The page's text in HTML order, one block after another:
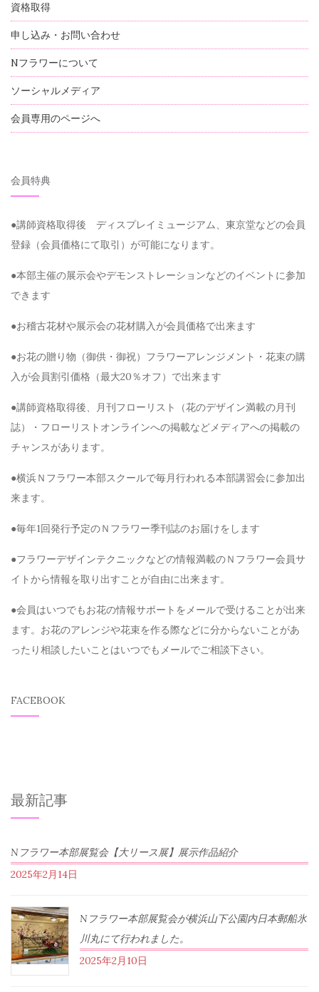
資格取得
申し込み・お問い合わせ
Nフラワーについて
ソーシャルメディア
会員専用のページへ
会員特典
●講師資格取得後 ディスプレイミュージアム、東京堂などの会員
登録（会員価格にて取引）が可能になります。
●本部主催の展示会やデモンストレーションなどのイベントに参加
できます
●お稽古花材や展示会の花材購入が会員価格で出来ます
●お花の贈り物（御供・御祝）フラワーアレンジメント・花束の購
入が会員割引価格（最大20％オフ）で出来ます
●講師資格取得後、月刊フローリスト（花のデザイン満載の月刊
誌）・フローリストオンラインへの掲載などメディアへの掲載の
チャンスがあります。
●横浜Ｎフラワー本部スクールで毎月行われる本部講習会に参加出
来ます。
●毎年1回発行予定のＮフラワー季刊誌のお届けをします
●フラワーデザインテクニックなどの情報満載のＮフラワー会員サ
イトから情報を取り出すことが自由に出来ます。
●会員はいつでもお花の情報サポートをメールで受けることが出来
ます。お花のアレンジや花束を作る際などに分からないことがあ
ったり相談したいことはいつでもメールでご相談下さい。
FACEBOOK
最新記事
Nフラワー本部展覧会【大リース展】展示作品紹介
2025年2月14日
Nフラワー本部展覧会が横浜山下公園内日本郵船氷
川丸にて行われました。
2025年2月10日